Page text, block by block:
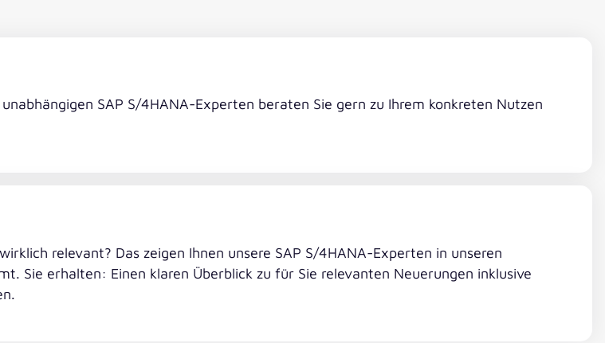
SAP S/4HANA-Experten beraten Sie gern zu Ihrem konkreten Nutzen
relevant? Das zeigen Ihnen unsere SAP S/4HANA-Experten in unseren
Sie erhalten: Einen klaren Überblick zu für Sie relevanten Neuerungen inklusive